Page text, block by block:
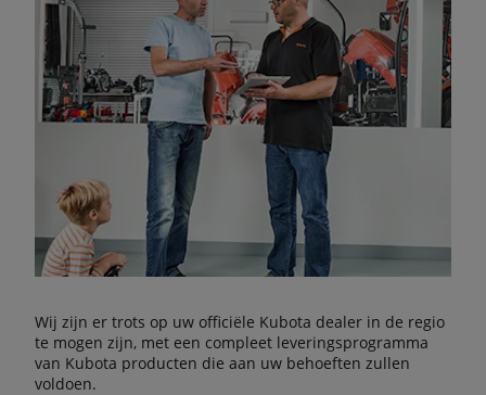
Wij zijn er trots op uw officiële Kubota dealer in de regio
te mogen zijn, met een compleet leveringsprogramma
van Kubota producten die aan uw behoeften zullen
voldoen.